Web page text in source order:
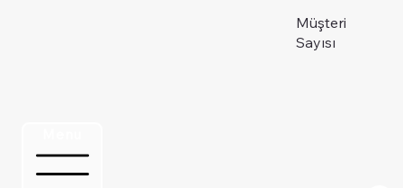
Müşteri
Sayısı